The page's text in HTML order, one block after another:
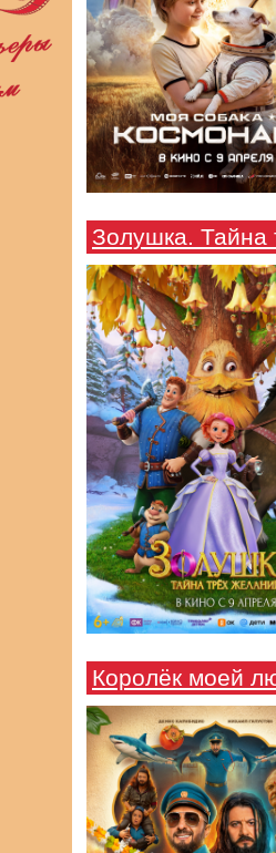
Золушка. Тайна
Королёк моей